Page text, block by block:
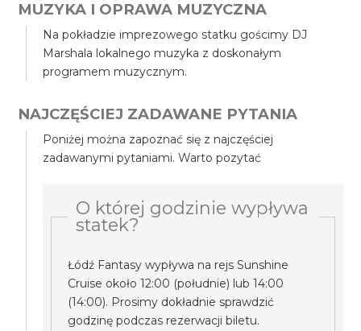
MUZYKA I OPRAWA MUZYCZNA
Na pokładzie imprezowego statku gościmy DJ
Marshala lokalnego muzyka z doskonałym
programem muzycznym.
NAJCZĘŚCIEJ ZADAWANE PYTANIA
Poniżej można zapoznać się z najczęściej
zadawanymi pytaniami. Warto pozytać
O której godzinie wypływa
statek?
Łódź Fantasy wypływa na rejs Sunshine
Cruise około 12:00 (południe) lub 14:00
(14:00). Prosimy dokładnie sprawdzić
godzinę podczas rezerwacji biletu.